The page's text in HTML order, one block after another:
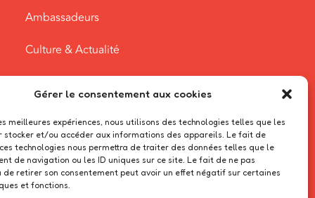
Gérer le consentement aux cookies
meilleures expériences, nous utilisons des technologies telles que les
stocker et/ou accéder aux informations des appareils. Le fait de
technologies nous permettra de traiter des données telles que le
de navigation ou les ID uniques sur ce site. Le fait de ne pas
de retirer son consentement peut avoir un effet négatif sur certaines
et fonctions.
Ambassadeurs
Culture & Actualité